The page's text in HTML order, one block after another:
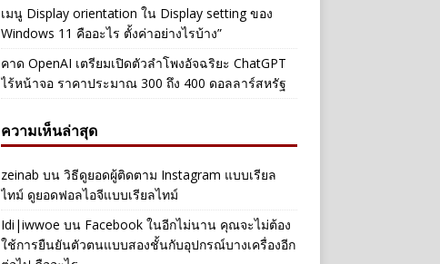
เมนู Display orientation ใน Display setting ของ
Windows 11 คืออะไร ตั้งค่าอย่างไรบ้าง”
คาด OpenAI เตรียมเปิดตัวลำโพงอัจฉริยะ ChatGPT
ไร้หน้าจอ ราคาประมาณ 300 ถึง 400 ดอลลาร์สหรัฐ
ความเห็นล่าสุด
zeinab บน วิธีดูยอดผู้ติดตาม Instagram แบบเรียล
ไทม์ ดูยอดฟอลไอจีแบบเรียลไทม์
Idi|iwwoe บน Facebook ในอีกไม่นาน คุณจะไม่ต้อง
ใช้การยืนยันตัวตนแบบสองชั้นกับอุปกรณ์บางเครื่องอีก